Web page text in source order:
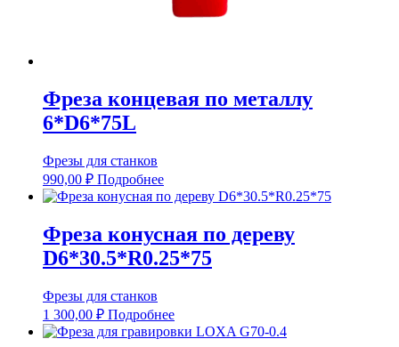
Фреза концевая по металлу
6*D6*75L
Фрезы для станков
990,00 ₽ Подробнее
Фреза конусная по дереву
D6*30.5*R0.25*75
Фрезы для станков
1 300,00 ₽ Подробнее